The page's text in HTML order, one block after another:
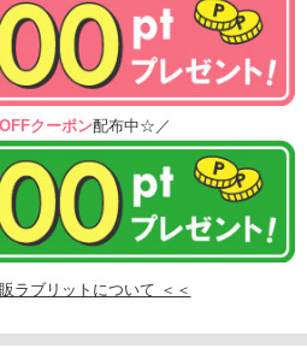
クーポン配布中☆／
ラブリットについて ＜＜